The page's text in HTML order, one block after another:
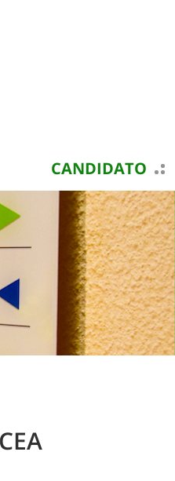
CANDIDATO